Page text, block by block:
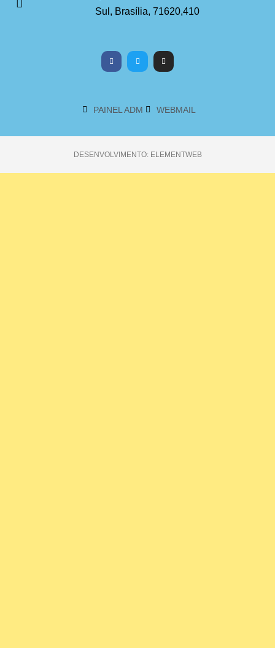
Sul, Brasília, 71620,410
PAINEL ADM WEBMAIL
DESENVOLVIMENTO: ELEMENTWEB